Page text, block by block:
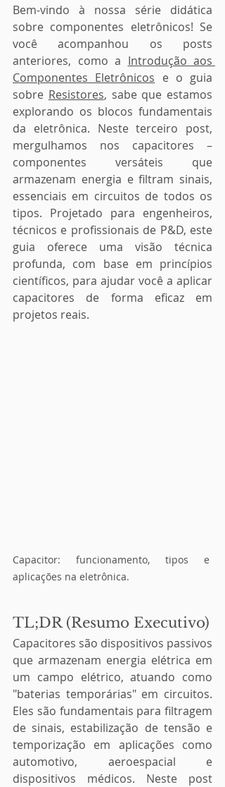
Bem-vindo à nossa série didática
sobre componentes eletrônicos! Se
você acompanhou os posts
anteriores, como a Introdução aos
Componentes Eletrônicos e o guia
sobre Resistores, sabe que estamos
explorando os blocos fundamentais
da eletrônica. Neste terceiro post,
mergulhamos nos capacitores –
componentes versáteis que
armazenam energia e filtram sinais,
essenciais em circuitos de todos os
tipos. Projetado para engenheiros,
técnicos e profissionais de P&D, este
guia oferece uma visão técnica
profunda, com base em princípios
científicos, para ajudar você a aplicar
capacitores de forma eficaz em
projetos reais.
Capacitor: funcionamento, tipos e
aplicações na eletrônica.
TL;DR (Resumo Executivo)
Capacitores são dispositivos passivos
que armazenam energia elétrica em
um campo elétrico, atuando como
"baterias temporárias" em circuitos.
Eles são fundamentais para filtragem
de sinais, estabilização de tensão e
temporização em aplicações como
automotivo, aeroespacial e
dispositivos médicos. Neste post